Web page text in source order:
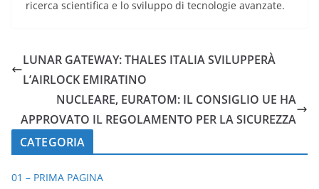
ricerca scientifica e lo sviluppo di tecnologie avanzate.
LUNAR GATEWAY: THALES ITALIA SVILUPPERÀ
L’AIRLOCK EMIRATINO
NUCLEARE, EURATOM: IL CONSIGLIO UE HA
APPROVATO IL REGOLAMENTO PER LA SICUREZZA
CATEGORIA
01 – PRIMA PAGINA